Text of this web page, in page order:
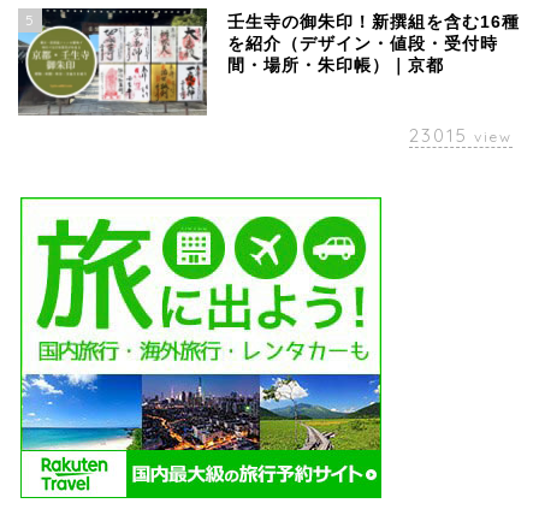
5
壬生寺の御朱印！新撰組を含む16種
を紹介（デザイン・値段・受付時
間・場所・朱印帳）｜京都
23015 view